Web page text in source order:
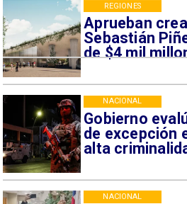
Aprueban
Sebastián
de $4 mil
REGIONES
Gobierno
de excepción
alta
NACIONAL
NACIONAL